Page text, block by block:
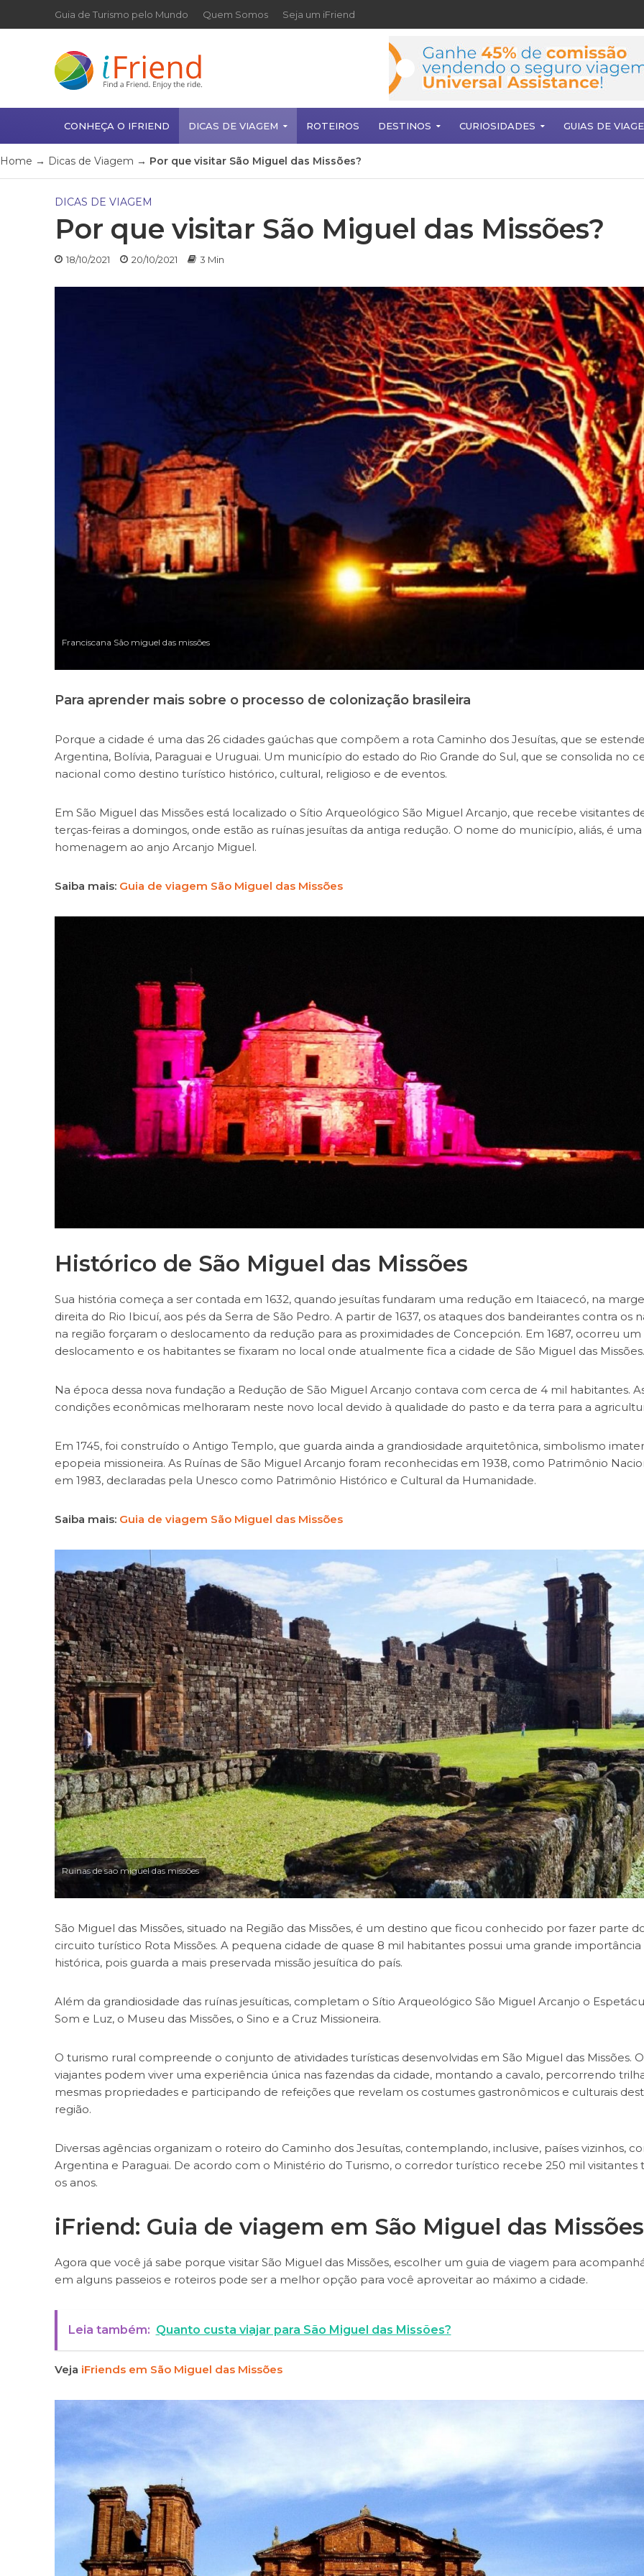
Guia de Turismo pelo Mundo Quem Somos Seja um iFriend
CONHEÇA O IFRIEND DICAS DE VIAGEM ROTEIROS DESTINOS CURIOSIDADES GUIAS DE
Home → Dicas de Viagem → Por que visitar São Miguel das Missões?
DICAS DE VIAGEM
Por que visitar São Miguel das Missões?
18/10/2021 20/10/2021 3 Min
Franciscana São miguel das missões
Para aprender mais sobre o processo de colonização brasileira
Porque a cidade é uma das 26 cidades gaúchas que compõem a rota Caminho dos Jesuítas, que se
Argentina, Bolívia, Paraguai e Uruguai. Um município do estado do Rio Grande do Sul, que se consolida no
nacional como destino turístico histórico, cultural, religioso e de eventos.
Em São Miguel das Missões está localizado o Sítio Arqueológico São Miguel Arcanjo, que recebe visitantes
terças-feiras a domingos, onde estão as ruínas jesuítas da antiga redução. O nome do município, aliás, é uma
homenagem ao anjo Arcanjo Miguel.
Saiba mais: Guia de viagem São Miguel das Missões
Histórico de São Miguel das Missões
Sua história começa a ser contada em 1632, quando jesuítas fundaram uma redução em Itaiacecó, na
direita do Rio Ibicuí, aos pés da Serra de São Pedro. A partir de 1637, os ataques dos bandeirantes contra os
na região forçaram o deslocamento da redução para as proximidades de Concepción. Em 1687, ocorreu um
deslocamento e os habitantes se fixaram no local onde atualmente fica a cidade de São Miguel das Missões.
Na época dessa nova fundação a Redução de São Miguel Arcanjo contava com cerca de 4 mil habitantes.
condições econômicas melhoraram neste novo local devido à qualidade do pasto e da terra para a
Em 1745, foi construído o Antigo Templo, que guarda ainda a grandiosidade arquitetônica, simbolismo
epopeia missioneira. As Ruínas de São Miguel Arcanjo foram reconhecidas em 1938, como Patrimônio
em 1983, declaradas pela Unesco como Patrimônio Histórico e Cultural da Humanidade.
Saiba mais: Guia de viagem São Miguel das Missões
Ruinas de sao miguel das missões
São Miguel das Missões, situado na Região das Missões, é um destino que ficou conhecido por fazer parte
circuito turístico Rota Missões. A pequena cidade de quase 8 mil habitantes possui uma grande importância
histórica, pois guarda a mais preservada missão jesuítica do país.
Além da grandiosidade das ruínas jesuíticas, completam o Sítio Arqueológico São Miguel Arcanjo o
Som e Luz, o Museu das Missões, o Sino e a Cruz Missioneira.
O turismo rural compreende o conjunto de atividades turísticas desenvolvidas em São Miguel das Missões.
viajantes podem viver uma experiência única nas fazendas da cidade, montando a cavalo, percorrendo
mesmas propriedades e participando de refeições que revelam os costumes gastronômicos e culturais
região.
Diversas agências organizam o roteiro do Caminho dos Jesuítas, contemplando, inclusive, países vizinhos,
Argentina e Paraguai. De acordo com o Ministério do Turismo, o corredor turístico recebe 250 mil visitantes
os anos.
iFriend: Guia de viagem em São Miguel das Missões
Agora que você já sabe porque visitar São Miguel das Missões, escolher um guia de viagem para
em alguns passeios e roteiros pode ser a melhor opção para você aproveitar ao máximo a cidade.
Leia também: Quanto custa viajar para São Miguel das Missões?
Veja iFriends em São Miguel das Missões